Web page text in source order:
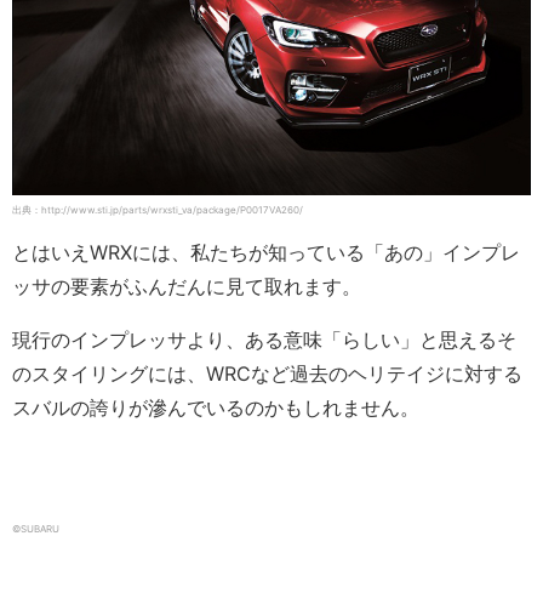
出典：http://www.sti.jp/parts/wrxsti_va/package/P0017VA260/
とはいえWRXには、私たちが知っている「あの」インプレ
ッサの要素がふんだんに見て取れます。
現行のインプレッサより、ある意味「らしい」と思えるそ
のスタイリングには、WRCなど過去のヘリテイジに対する
スバルの誇りが滲んでいるのかもしれません。
©SUBARU